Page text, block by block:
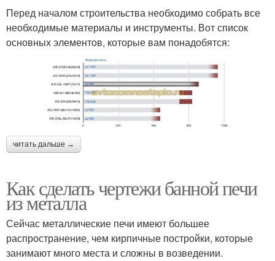
Перед началом строительства необходимо собрать все
необходимые материалы и инструменты. Вот список
основных элементов, которые вам понадобятся:
читать дальше →
Как сделать чертежи банной печи
из металла
Сейчас металлические печи имеют большее
распространение, чем кирпичные постройки, которые
занимают много места и сложны в возведении.